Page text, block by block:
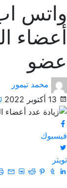
واتس
عضو
محمد تيمور
13 أكتوبر 2022
فيسبوك
تويتر